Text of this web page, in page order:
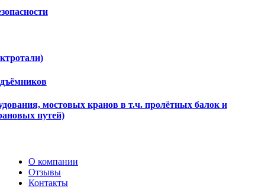
мостовых кранов в т.ч. пролётных балок и
путей)
О компании
Отзывы
Контакты